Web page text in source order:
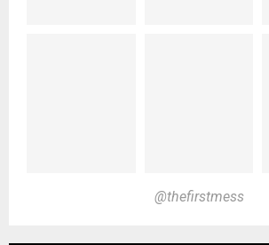
@thefirstmess